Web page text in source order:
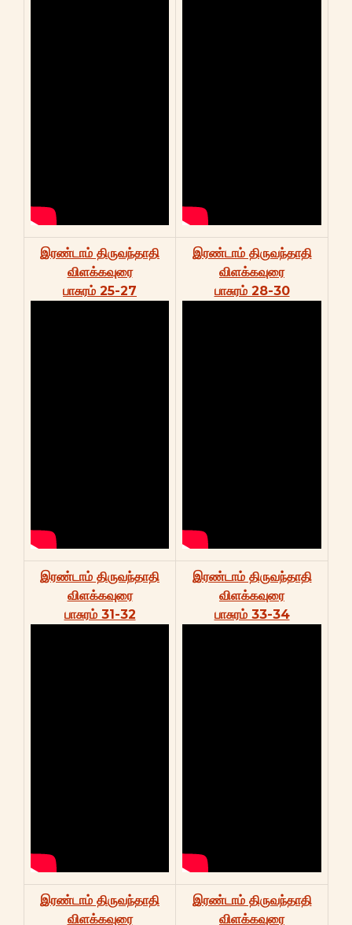
இரண்டாம் திருவந்தாதி
விளக்கவுரை
பாசுரம் 25-27
இரண்டாம் திருவந்தாதி
விளக்கவுரை
பாசுரம் 28-30
இரண்டாம் திருவந்தாதி
விளக்கவுரை
பாசுரம் 31-32
இரண்டாம் திருவந்தாதி
விளக்கவுரை
பாசுரம் 33-34
இரண்டாம் திருவந்தாதி
விளக்கவுரை
இரண்டாம் திருவந்தாதி
விளக்கவுரை